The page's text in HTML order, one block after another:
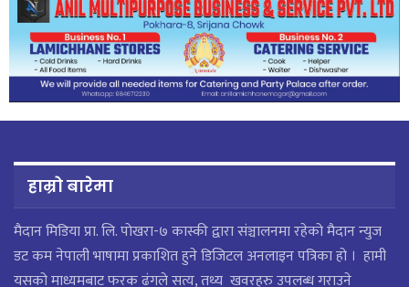
हाम्रो बारेमा
मैदान मिडिया प्रा. लि. पाेखरा-७ कास्की द्वारा संञ्चालनमा रहेको मैदान न्युज
डट कम नेपाली भाषामा प्रकाशित हुने डिजिटल अनलाइन पत्रिका हो । हामी
यसको माध्यमबाट फरक ढंगले सत्य, तथ्य खवरहरु उपलब्ध गराउने